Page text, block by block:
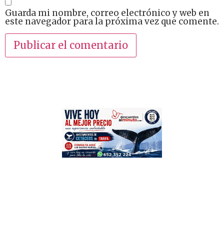
Guarda mi nombre, correo electrónico y web en
este navegador para la próxima vez que comente.